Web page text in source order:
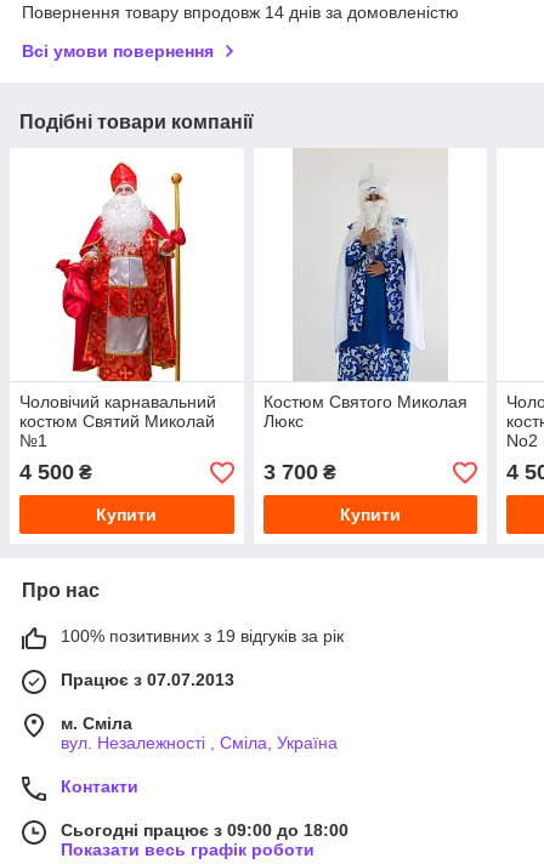
Повернення товару впродовж 14 днів за домовленістю
Всі умови повернення
Подібні товари компанії
Чоловічий карнавальний
костюм Святий Миколай
№1
4 500 ₴
Купити
Костюм Святого Миколая
Люкс
3 700₴
Купити
No2
4
Про нас
100% позитивних з 19 відгуків за рік
Працює з 07.07.2013
м. Сміла
вул. Незалежності , Сміла, Україна
Контакти
Сьогодні працює з 09:00 до 18:00
Показати весь графік роботи